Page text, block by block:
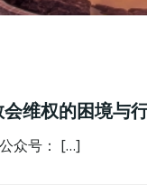
维权的困境与
众号： […]